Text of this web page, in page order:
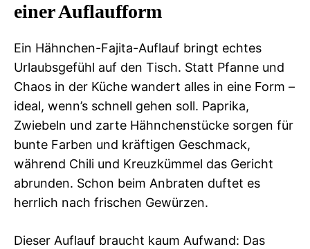
einer Auflaufform
Ein Hähnchen-Fajita-Auflauf bringt echtes
Urlaubsgefühl auf den Tisch. Statt Pfanne und
Chaos in der Küche wandert alles in eine Form –
ideal, wenn’s schnell gehen soll. Paprika,
Zwiebeln und zarte Hähnchenstücke sorgen für
bunte Farben und kräftigen Geschmack,
während Chili und Kreuzkümmel das Gericht
abrunden. Schon beim Anbraten duftet es
herrlich nach frischen Gewürzen.
Dieser Auflauf braucht kaum Aufwand: Das